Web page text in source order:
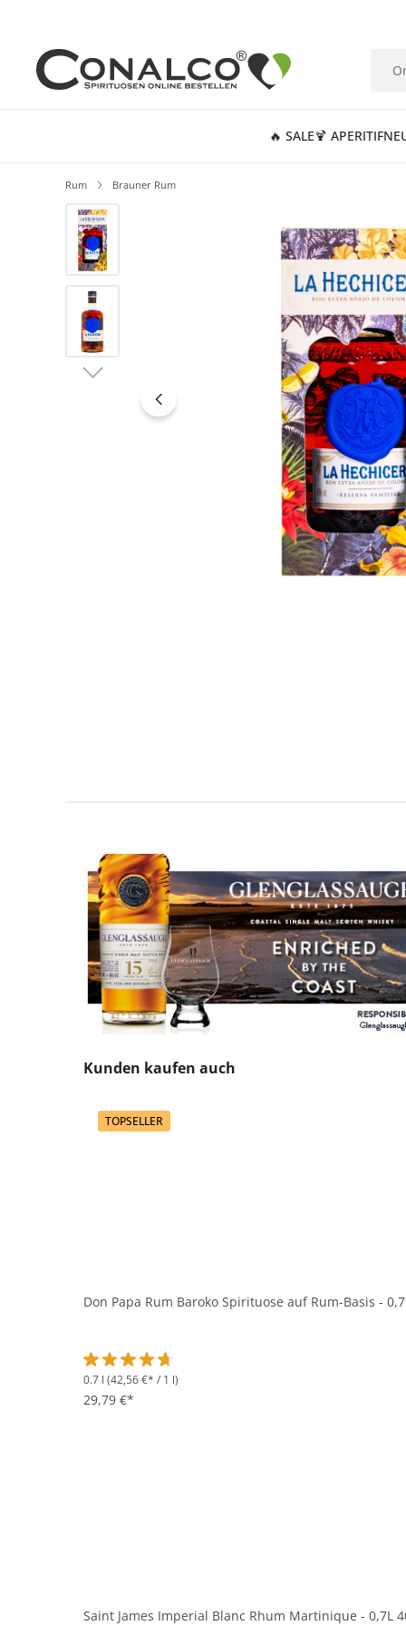
🔥 SALE🍹 APERITIF
Rum Brauner Rum
Bildergalerie überspringen
Produktgalerie überspringen
Kunden kaufen auch
TOPSELLER
Don Papa Rum Baroko Spirituose auf Rum-Basis -
Durchschnittliche Bewertung von 4.8 von 5 Sternen
0.7 l (42,56 €* / 1 l)
29,79 €*
Saint James Imperial Blanc Rhum Martinique - 0,7L